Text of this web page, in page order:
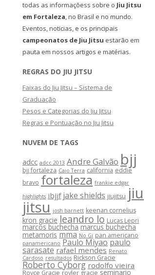
todas as informaçõess sobre o Jiu Jitsu
em Fortaleza, no Brasil e no mundo.
Eventos, noticias, e os principais
campeonatos de Jiu Jitsu estarão em
pauta em nossos artigos e matérias.
REGRAS DO JIU JITSU
Faixas do Jiu Jitsu – Sistema de
Graduação
Pesos e Categorias do Jiu Jitsu
Regras e Pontuação no Jiu Jitsu
NUVEM DE TAGS
adcc adcc 2013 Andre Galvão bjj
bjj fortaleza Caio Terra california eddie
bravo fortaleza frankie edgar
highlights ibjjf jake shields jiujitsu jiu
jitsu josh barnett keenan cornelius
kron gracie leandro lo Lucas Lepri
marcos buchecha marcus buchecha
metamoris mma No Gi pan americano
panamericano Paulo Miyao paulo
sarasate rafael mendes Renato
Cardoso resultados Rickson Gracie
Roberto Cyborg rodolfo vieira
Royce Gracie royler gracie seminario